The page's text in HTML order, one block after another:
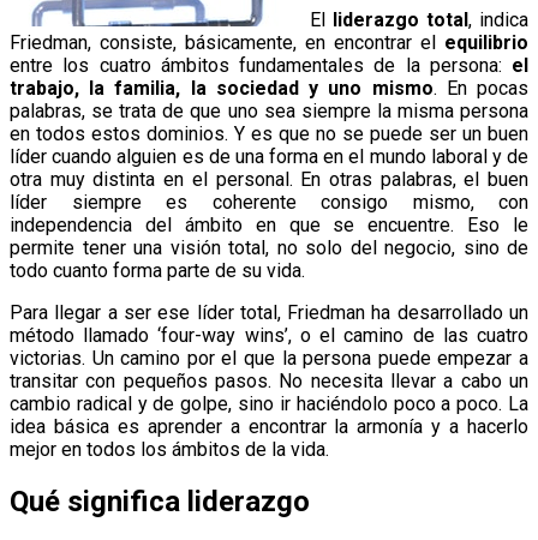
El liderazgo total, indica
Friedman, consiste, básicamente, en encontrar el equilibrio
entre los cuatro ámbitos fundamentales de la persona: el
trabajo, la familia, la sociedad y uno mismo. En pocas
palabras, se trata de que uno sea siempre la misma persona
en todos estos dominios. Y es que no se puede ser un buen
líder cuando alguien es de una forma en el mundo laboral y de
otra muy distinta en el personal. En otras palabras, el buen
líder siempre es coherente consigo mismo, con
independencia del ámbito en que se encuentre. Eso le
permite tener una visión total, no solo del negocio, sino de
todo cuanto forma parte de su vida.
Para llegar a ser ese líder total, Friedman ha desarrollado un
método llamado ‘four-way wins’, o el camino de las cuatro
victorias. Un camino por el que la persona puede empezar a
transitar con pequeños pasos. No necesita llevar a cabo un
cambio radical y de golpe, sino ir haciéndolo poco a poco. La
idea básica es aprender a encontrar la armonía y a hacerlo
mejor en todos los ámbitos de la vida.
Qué significa liderazgo